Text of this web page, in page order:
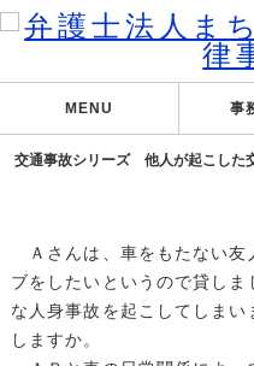
MENU 事
交通事故シリーズ 他人が起こした
Ａさんは、車をもたない友
ブをしたいというので貸し
な人身事故を起こしてしま
しますか。